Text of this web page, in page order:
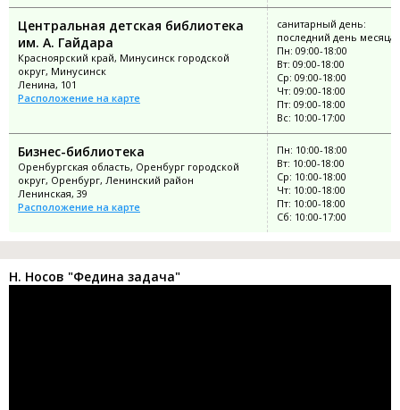
Центральная детская библиотека
им. А. Гайдара
Красноярский край, Минусинск городской
округ, Минусинск
Ленина, 101
Расположение на карте
санитарный день:
последний день месяца
Пн: 09:00-18:00
Вт: 09:00-18:00
Ср: 09:00-18:00
Чт: 09:00-18:00
Пт: 09:00-18:00
Вс: 10:00-17:00
Бизнес-библиотека
Оренбургская область, Оренбург городской
округ, Оренбург, Ленинский район
Ленинская, 39
Расположение на карте
Пн: 10:00-18:00
Вт: 10:00-18:00
Ср: 10:00-18:00
Чт: 10:00-18:00
Пт: 10:00-18:00
Сб: 10:00-17:00
Н. Носов "Федина задача"